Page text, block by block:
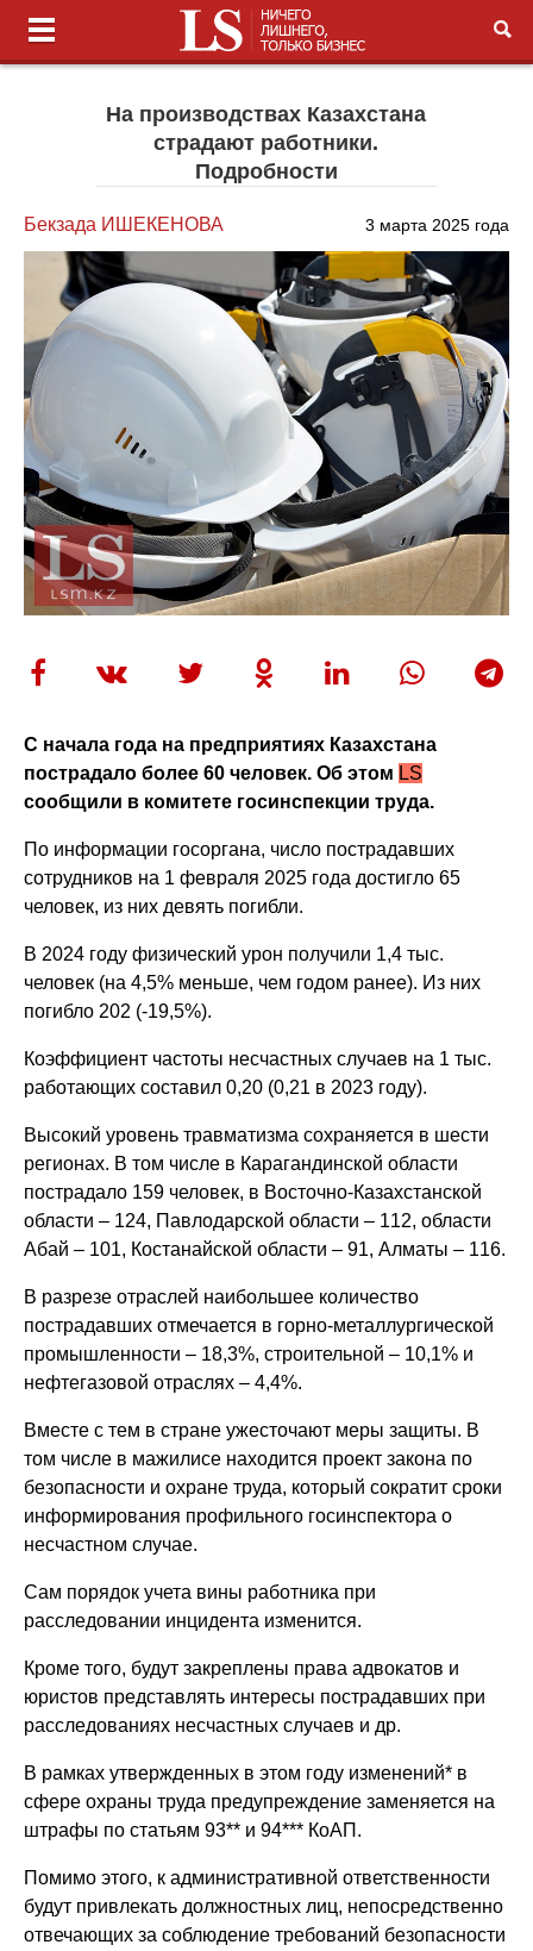
На производствах Казахстана
страдают работники.
Подробности
Бекзада ИШЕКЕНОВА 3 марта 2025 года
С начала года на предприятиях Казахстана
пострадало более 60 человек. Об этом LS
сообщили в комитете госинспекции труда.
По информации госоргана, число пострадавших
сотрудников на 1 февраля 2025 года достигло 65
человек, из них девять погибли.
В 2024 году физический урон получили 1,4 тыс.
человек (на 4,5% меньше, чем годом ранее). Из них
погибло 202 (-19,5%).
Коэффициент частоты несчастных случаев на 1 тыс.
работающих составил 0,20 (0,21 в 2023 году).
Высокий уровень травматизма сохраняется в шести
регионах. В том числе в Карагандинской области
пострадало 159 человек, в Восточно-Казахстанской
области – 124, Павлодарской области – 112, области
Абай – 101, Костанайской области – 91, Алматы – 116.
В разрезе отраслей наибольшее количество
пострадавших отмечается в горно-металлургической
промышленности – 18,3%, строительной – 10,1% и
нефтегазовой отраслях – 4,4%.
Вместе с тем в стране ужесточают меры защиты. В
том числе в мажилисе находится проект закона по
безопасности и охране труда, который сократит сроки
информирования профильного госинспектора о
несчастном случае.
Сам порядок учета вины работника при
расследовании инцидента изменится.
Кроме того, будут закреплены права адвокатов и
юристов представлять интересы пострадавших при
расследованиях несчастных случаев и др.
В рамках утвержденных в этом году изменений* в
сфере охраны труда предупреждение заменяется на
штрафы по статьям 93** и 94*** КоАП.
Помимо этого, к административной ответственности
будут привлекать должностных лиц, непосредственно
отвечающих за соблюдение требований безопасности